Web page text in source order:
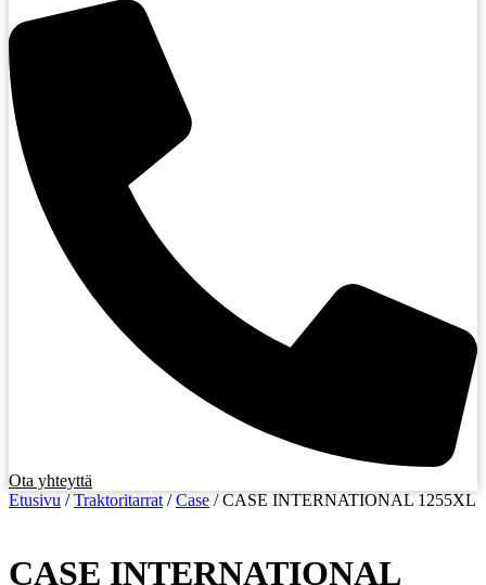
Ota yhteyttä
Etusivu /Traktoritarrat/Case / CASE INTERNATIONAL 1255XL
CASE INTERNATIONAL